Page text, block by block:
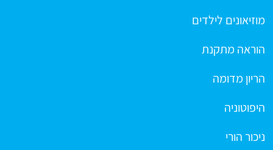
מוזיאונים לילדים
הוראה מתקנת
הריון מדומה
היפוטוניה
ניכור הורי